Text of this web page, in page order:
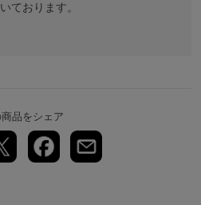
ております。
品をシェア